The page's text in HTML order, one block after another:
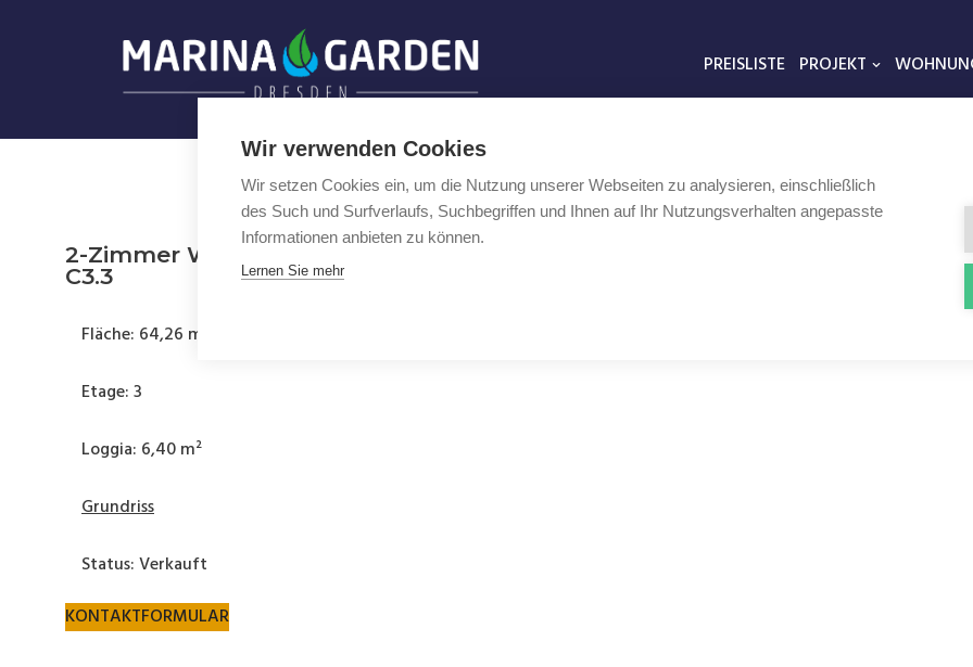
PREISLISTE PROJEKT
2-Zimmer Wohnung mit Loggia
C3.3
Fläche: 64,26 m²
Etage: 3
Loggia: 6,40 m²
Grundriss
Status: Verkauft
KONTAKTFORMULAR
Wir verwenden Cookies
Wir setzen Cookies ein, um die Nutzung unserer Webseiten zu analysieren, einschließlich
des Such und Surfverlaufs, Suchbegriffen und Ihnen auf Ihr Nutzungsverhalten angepasste
Informationen anbieten zu können.
Lernen Sie mehr